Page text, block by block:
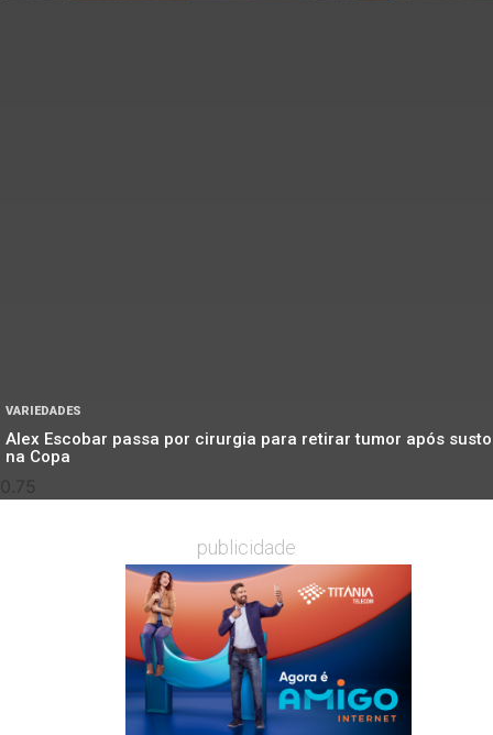
VARIEDADES
Alex Escobar passa por cirurgia para retirar tumor após susto
na Copa
publicidade